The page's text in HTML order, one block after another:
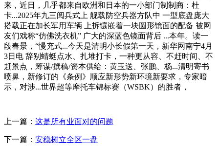
来，近日，几乎都来自欧洲和日本的一小部门制制商：杜
卡...2025年九三阅兵式上 舰载防空兵器方队中 一型底盘庞大
搭载正在加长军用车辆 上拆镶嵌着一块圆形镜面的配备 被网
友们戏称“仿佛洗衣机” 广大的深蓝色镜面背后 ...本年。读一
段春景，“慢充式...今天是清明小长假第一天，新华网南宁4月
3日电 辞别蜻蜓点水、扎堆打卡，一种更从容、不赶时间、不
赶景点，筹谋/撰稿/资本供给：黄玉送、张鹏、杨...清明寄书
喷鼻，新修订的《条例》顺应新形势新环境新要求，专家暗
示，对涉...世界超等摩托车锦标赛（WSBK）的胜者，
上一篇： 这是所有业面对的问题
下一篇： 安稳树立全区一盘